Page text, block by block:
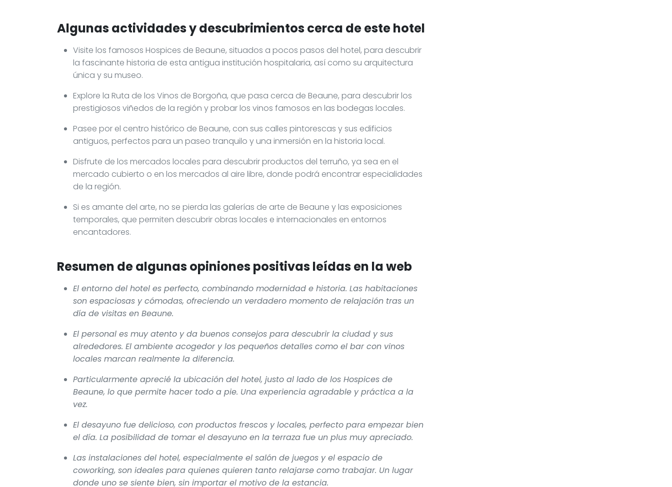
Algunas actividades y descubrimientos cerca de este hotel
Visite los famosos Hospices de Beaune, situados a pocos pasos del hotel, para descubrir
la fascinante historia de esta antigua institución hospitalaria, así como su arquitectura
única y su museo.
Explore la Ruta de los Vinos de Borgoña, que pasa cerca de Beaune, para descubrir los
prestigiosos viñedos de la región y probar los vinos famosos en las bodegas locales.
Pasee por el centro histórico de Beaune, con sus calles pintorescas y sus edificios
antiguos, perfectos para un paseo tranquilo y una inmersión en la historia local.
Disfrute de los mercados locales para descubrir productos del terruño, ya sea en el
mercado cubierto o en los mercados al aire libre, donde podrá encontrar especialidades
de la región.
Si es amante del arte, no se pierda las galerías de arte de Beaune y las exposiciones
temporales, que permiten descubrir obras locales e internacionales en entornos
encantadores.
Resumen de algunas opiniones positivas leídas en la web
El entorno del hotel es perfecto, combinando modernidad e historia. Las habitaciones
son espaciosas y cómodas, ofreciendo un verdadero momento de relajación tras un
día de visitas en Beaune.
El personal es muy atento y da buenos consejos para descubrir la ciudad y sus
alrededores. El ambiente acogedor y los pequeños detalles como el bar con vinos
locales marcan realmente la diferencia.
Particularmente aprecié la ubicación del hotel, justo al lado de los Hospices de
Beaune, lo que permite hacer todo a pie. Una experiencia agradable y práctica a la
vez.
El desayuno fue delicioso, con productos frescos y locales, perfecto para empezar bien
el día. La posibilidad de tomar el desayuno en la terraza fue un plus muy apreciado.
Las instalaciones del hotel, especialmente el salón de juegos y el espacio de
coworking, son ideales para quienes quieren tanto relajarse como trabajar. Un lugar
donde uno se siente bien, sin importar el motivo de la estancia.